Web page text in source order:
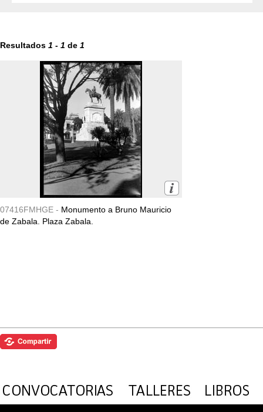
Resultados 1 - 1 de 1
07416FMHGE - Monumento a Bruno Mauricio
de Zabala. Plaza Zabala.